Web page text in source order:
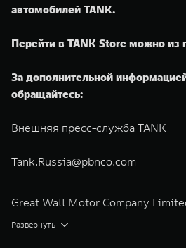
автомобилей TANK.
Перейти в TANK Store можно из
За дополнительной
обращайтесь:
Внешняя пресс-служба TANK
Tank.Russia@pbnco.com
Great Wall Motor Company
глобальный производитель
Развернуть